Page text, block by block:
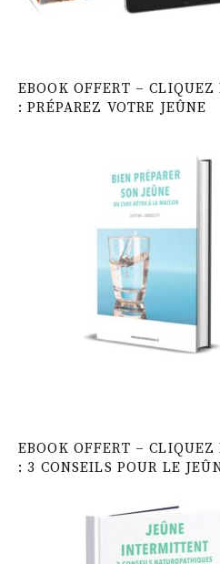
EBOOK OFFERT – CLIQUEZ
: PRÉPAREZ VOTRE JEÛNE
EBOOK OFFERT – CLIQUEZ
: 3 CONSEILS POUR LE